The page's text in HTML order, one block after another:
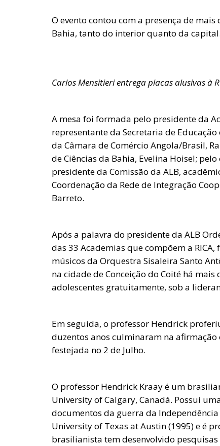
O evento contou com a presença de
Bahia, tanto do interior quanto da capital.
Carlos Mensitieri entrega placas alusivas à
A mesa foi formada pelo presidente da
representante da Secretaria de
da Câmara de Comércio Angola/Brasil,
de Ciências da Bahia, Evelina Hoisel;
presidente da Comissão da ALB,
Coordenação da Rede de Integração
Barreto.
Após a palavra do presidente da ALB
das 33 Academias que compõem a
músicos da Orquestra Sisaleira Santo
na cidade de Conceição do Coité há
adolescentes gratuitamente, sob a
Em seguida, o professor Hendrick
duzentos anos culminaram na
festejada no 2 de Julho.
O professor Hendrick Kraay é um
University of Calgary, Canadá. Possui
documentos da guerra da
University of Texas at Austin (1995) e é
brasilianista tem desenvolvido